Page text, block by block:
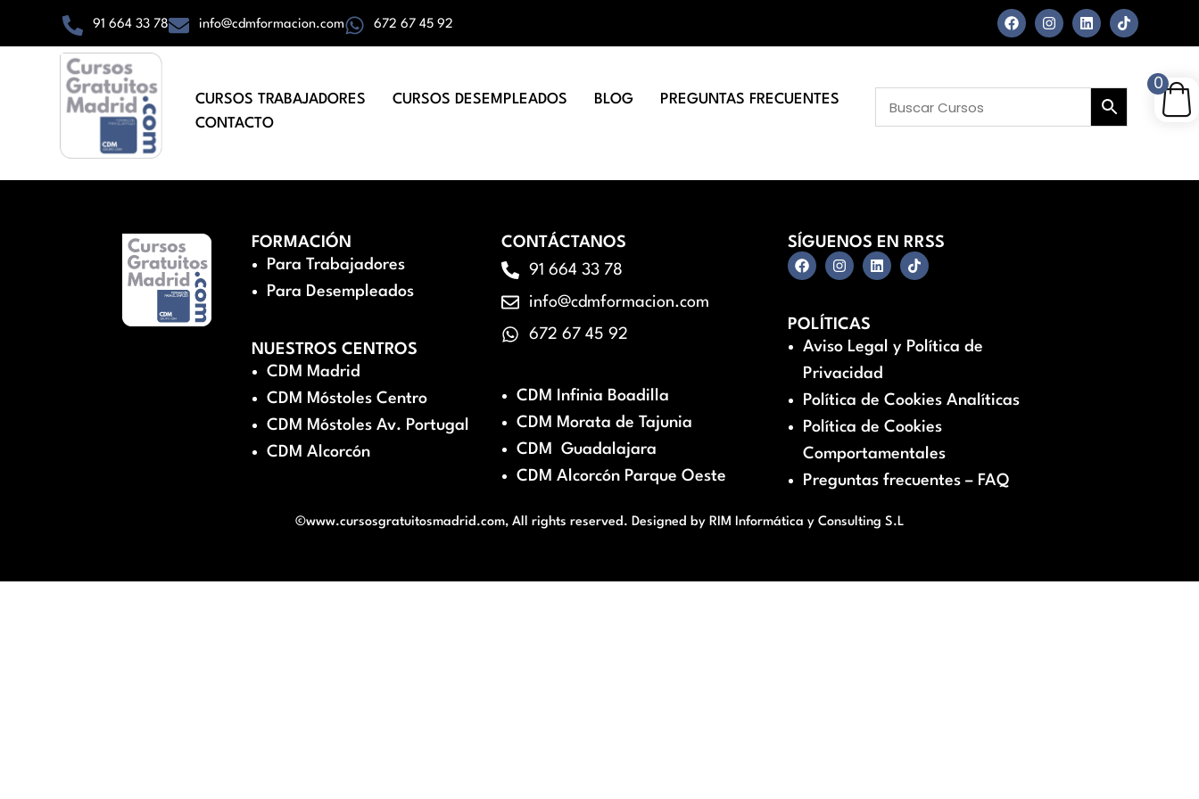
91 664 33 78 info@cdmformacion.com 672 67 45 92
CURSOS TRABAJADORES CURSOS DESEMPLEADOS BLOG
PREGUNTAS FRECUENTES
CONTACTO
FORMACIÓN
Para Trabajadores
Para Desempleados
NUESTROS CENTROS
CDM Madrid
CDM Móstoles Centro
CDM Móstoles Av. Portugal
CDM Alcorcón
CONTÁCTANOS
91 664 33 78
info@cdmformacion.com
672 67 45 92
CDM Infinia Boadilla
CDM Morata de Tajunia
CDM Guadalajara
CDM Alcorcón Parque Oeste
SÍGUENOS EN RRSS
POLÍTICAS
Aviso Legal y Política de
Privacidad
Política de Cookies Analíticas
Política de Cookies
Comportamentales
Preguntas frecuentes – FAQ
©www.cursosgratuitosmadrid.com, All rights reserved. Designed by RIM Informática y Consulting S.L
0